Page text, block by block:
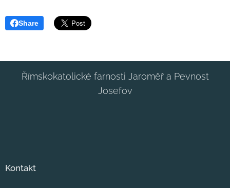
Share
Římskokatolické farnosti Jaroměř a Pevnost
Josefov
Kontakt